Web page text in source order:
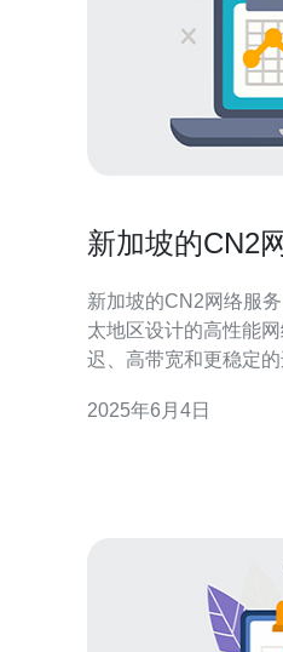
新加坡的CN2
新加坡的CN2网络服务 CN2网络服务是一种专门为亚
太地区设计的高性能
迟、高带宽和更稳定
验，尤其适用于需要
2025年6月4日